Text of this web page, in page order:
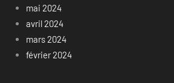
mai 2024
avril 2024
mars 2024
février 2024